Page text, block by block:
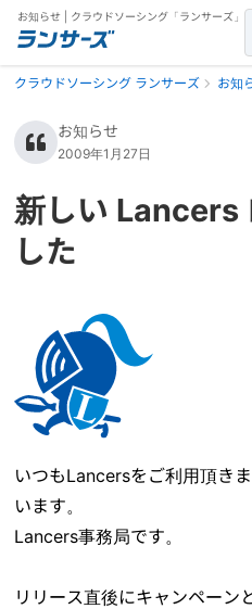
お知らせ | クラウドソーシング「ランサーズ」
クラウドソーシング ランサーズ お知
お知らせ
2009年1月27日
新しい Lancers
した
いつもLancersをご利用頂き
います。
Lancers事務局です。
リリース直後にキャンペーン